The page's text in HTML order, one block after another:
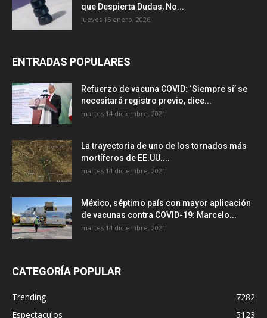
que Despierta Dudas, No...
jueves 15 enero, 2026
ENTRADAS POPULARES
Refuerzo de vacuna COVID: ‘Siempre sí’ se
necesitará registro previo, dice...
martes 14 diciembre, 2021
La trayectoria de uno de los tornados más
mortíferos de EE.UU....
martes 14 diciembre, 2021
México, séptimo país con mayor aplicación
de vacunas contra COVID-19: Marcelo...
martes 14 diciembre, 2021
CATEGORÍA POPULAR
Trending
7282
Espectaculos
5123